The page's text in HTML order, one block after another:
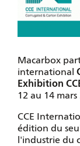
Macarbox
international
Exhibition
12 au 14 mars
CCE
édition du
l'industrie du